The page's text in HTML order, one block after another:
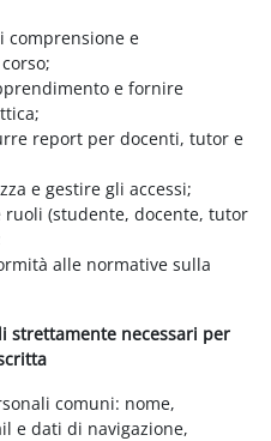
comprensione e
e fornire
report per docenti, tutor e
e gestire gli accessi;
ruoli (studente, docente, tutor
alle normative sulla
strettamente necessari per
comuni: nome,
e dati di navigazione,